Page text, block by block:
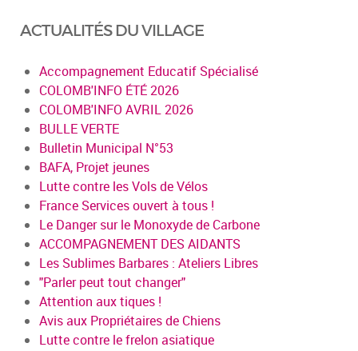
ACTUALITÉS DU VILLAGE
Accompagnement Educatif Spécialisé
COLOMB'INFO ÉTÉ 2026
COLOMB'INFO AVRIL 2026
BULLE VERTE
Bulletin Municipal N°53
BAFA, Projet jeunes
Lutte contre les Vols de Vélos
France Services ouvert à tous !
Le Danger sur le Monoxyde de Carbone
ACCOMPAGNEMENT DES AIDANTS
Les Sublimes Barbares : Ateliers Libres
"Parler peut tout changer"
Attention aux tiques !
Avis aux Propriétaires de Chiens
Lutte contre le frelon asiatique